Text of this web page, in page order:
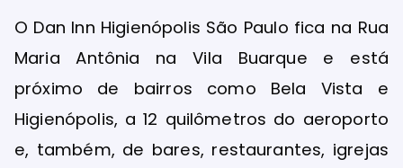
O Dan Inn Higienópolis São Paulo fica na Rua
Maria Antônia na Vila Buarque e está
próximo de bairros como Bela Vista e
Higienópolis, a 12 quilômetros do aeroporto
e, também, de bares, restaurantes, igrejas